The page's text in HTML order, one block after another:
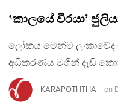
‛කාලයේ වීරයා’
ලෝකය මෙන්ම
අධිකරණය මගින් දැඩි
KARAPOTHTHA on